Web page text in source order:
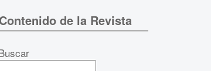
Contenido de la Revista